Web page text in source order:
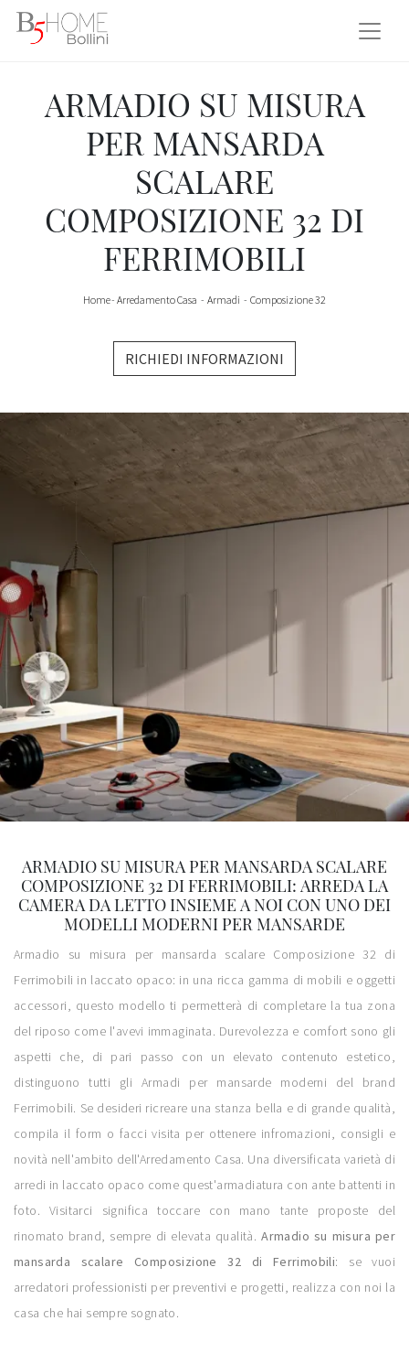
ARMADIO SU MISURA
PER MANSARDA
SCALARE
COMPOSIZIONE 32 DI
FERRIMOBILI
Home- Arredamento Casa - Armadi - Composizione 32
RICHIEDI INFORMAZIONI
ARMADIO SU MISURA PER MANSARDA SCALARE
COMPOSIZIONE 32 DI FERRIMOBILI: ARREDA LA
CAMERA DA LETTO INSIEME A NOI CON UNO DEI
MODELLI MODERNI PER MANSARDE
Armadio su misura per mansarda scalare Composizione 32 di
Ferrimobili in laccato opaco: in una ricca gamma di mobili e oggetti
accessori, questo modello ti permetterà di completare la tua zona
del riposo come l'avevi immaginata. Durevolezza e comfort sono gli
aspetti che, di pari passo con un elevato contenuto estetico,
distinguono tutti gli Armadi per mansarde moderni del brand
Ferrimobili. Se desideri ricreare una stanza bella e di grande qualità,
compila il form o facci visita per ottenere infromazioni, consigli e
novità nell'ambito dell'Arredamento Casa. Una diversificata varietà di
arredi in laccato opaco come quest'armadiatura con ante battenti in
foto. Visitarci significa toccare con mano tante proposte del
rinomato brand, sempre di elevata qualità.Armadio su misura per
mansarda scalare Composizione 32 di Ferrimobili: se vuoi
arredatori professionisti per preventivi e progetti, realizza con noi la
casa che hai sempre sognato.